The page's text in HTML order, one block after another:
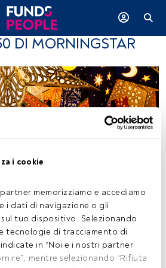
i cookie
partner memorizziamo e accediamo
i dati di navigazione o gli
tuo dispositivo. Selezionando
tecnologie di tracciamento di
in “Noi e i nostri partner
mentre selezionando “Rifiuta
DI MORNINGSTAR
Commons
elegge i suoi “fantastici
superano il vaglio quantitativo a